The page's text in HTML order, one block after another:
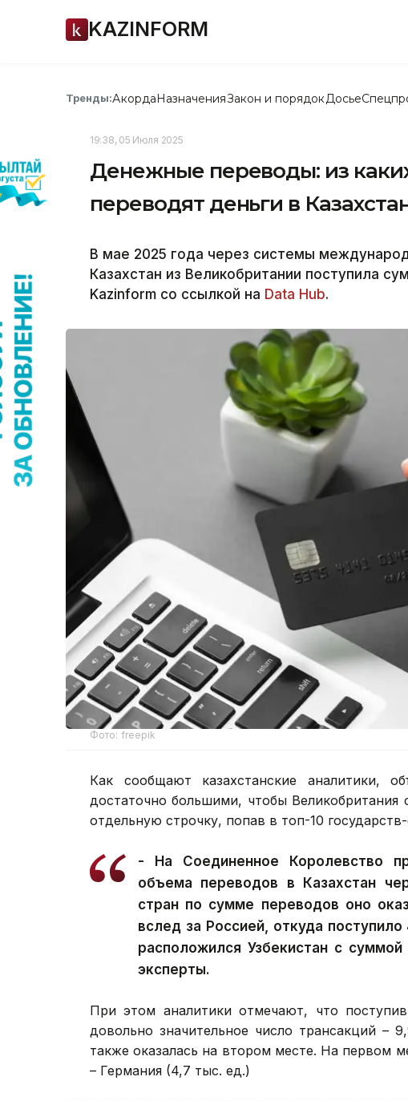
KAZINFORM
Тренды:АкордаНазначенияЗакон и порядок Досье
19:38, 05 Июля 2025
Денежные переводы: из
переводят деньги в
В мае 2025 года через системы
Казахстан из Великобритании поступила
Kazinform со ссылкой на Data Hub.
Фото: freepik
Как сообщают казахстанские аналитики,
достаточно большими, чтобы
отдельную строчку, попав в топ-10
- На Соединенное Королевство
объема переводов в Казахстан
стран по сумме переводов оно
вслед за Россией, откуда
расположился Узбекистан с
эксперты.
При этом аналитики отмечают, что
довольно значительное число трансакций –
также оказалась на втором месте. На первом
– Германия (4,7 тыс. ед.)